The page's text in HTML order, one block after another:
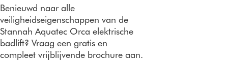
Benieuwd naar alle
veiligheidseigenschappen van de
Stannah Aquatec Orca elektrische
badlift? Vraag een gratis en
compleet vrijblijvende brochure aan.